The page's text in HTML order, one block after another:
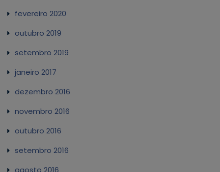
fevereiro 2020
outubro 2019
setembro 2019
janeiro 2017
dezembro 2016
novembro 2016
outubro 2016
setembro 2016